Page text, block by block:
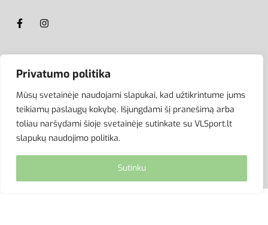
Privatumo politika
Mūsų svetainėje naudojami slapukai, kad užtikrintume jums
teikiamų paslaugų kokybę. Išjungdami šį pranešimą arba
toliau naršydami šioje svetainėje sutinkate su VLSport.lt
slapukų naudojimo politika.
Sutinku